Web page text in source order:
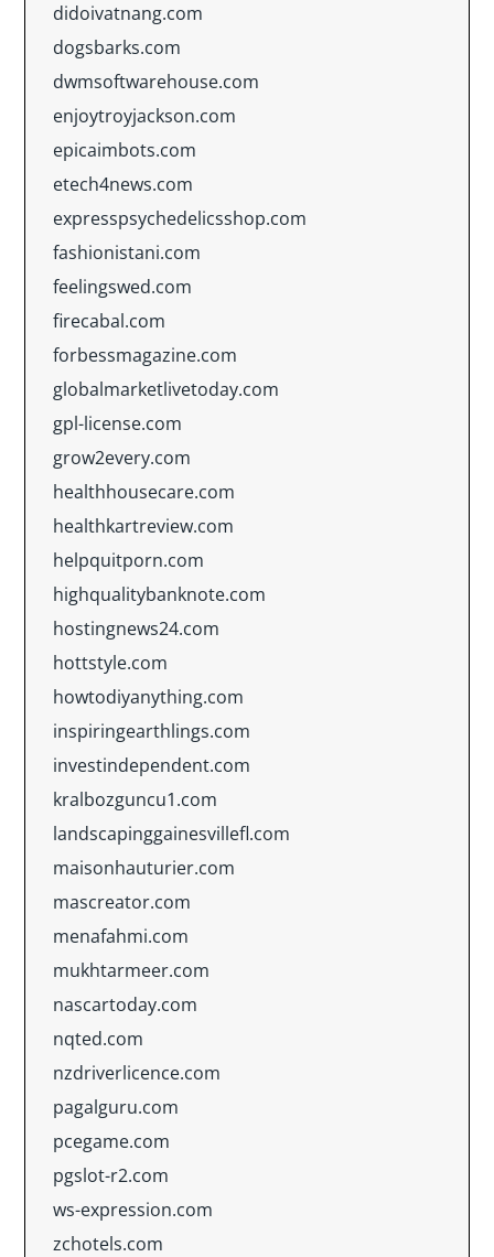
didoivatnang.com
dogsbarks.com
dwmsoftwarehouse.com
enjoytroyjackson.com
epicaimbots.com
etech4news.com
expresspsychedelicsshop.com
fashionistani.com
feelingswed.com
firecabal.com
forbessmagazine.com
globalmarketlivetoday.com
gpl-license.com
grow2every.com
healthhousecare.com
healthkartreview.com
helpquitporn.com
highqualitybanknote.com
hostingnews24.com
hottstyle.com
howtodiyanything.com
inspiringearthlings.com
investindependent.com
kralbozguncu1.com
landscapinggainesvillefl.com
maisonhauturier.com
mascreator.com
menafahmi.com
mukhtarmeer.com
nascartoday.com
nqted.com
nzdriverlicence.com
pagalguru.com
pcegame.com
pgslot-r2.com
ws-expression.com
zchotels.com